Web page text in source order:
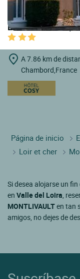
LOGIS HOTELS |
A 7.86 km de
Chambord,France
Página de inicio
Loir et cher
Si desea alojarse un
en Valle del Loira,
MONTLIVAULTen tan
amigos, no dejes de